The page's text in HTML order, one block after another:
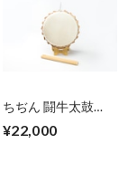
ちぢん 闘牛太鼓
¥22,000